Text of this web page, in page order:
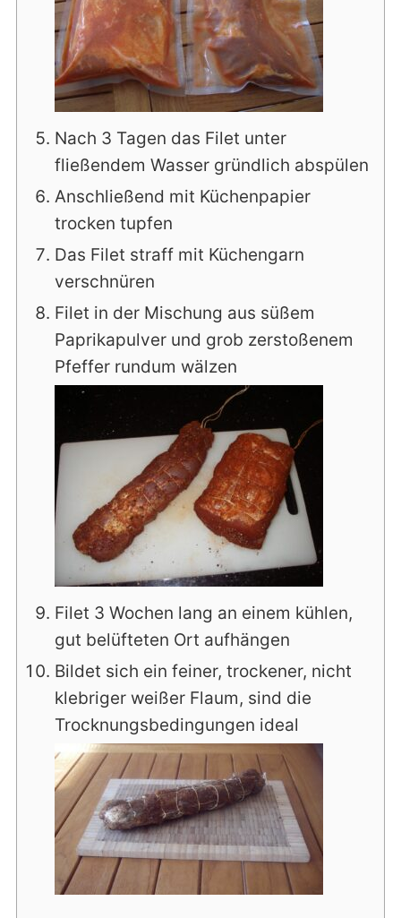
Nach 3 Tagen das Filet unter
fließendem Wasser gründlich abspülen
Anschließend mit Küchenpapier
trocken tupfen
Das Filet straff mit Küchengarn
verschnüren
Filet in der Mischung aus süßem
Paprikapulver und grob zerstoßenem
Pfeffer rundum wälzen
Filet 3 Wochen lang an einem kühlen,
gut belüfteten Ort aufhängen
Bildet sich ein feiner, trockener, nicht
klebriger weißer Flaum, sind die
Trocknungsbedingungen ideal